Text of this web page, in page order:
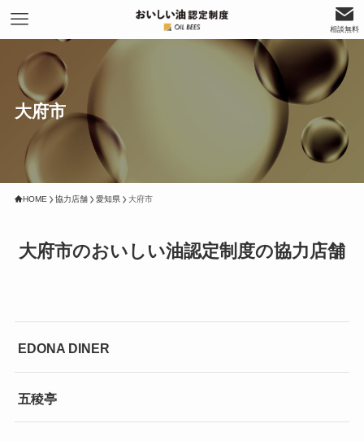
相談無料
大府市
HOME 協力店舗 愛知県 大府市
大府市のおいしい油認定制度の協力店舗
EDONA DINER
五稜亭